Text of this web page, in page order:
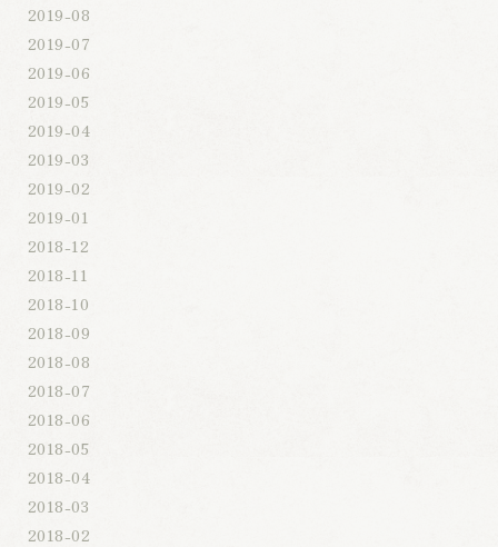
2019-08
2019-07
2019-06
2019-05
2019-04
2019-03
2019-02
2019-01
2018-12
2018-11
2018-10
2018-09
2018-08
2018-07
2018-06
2018-05
2018-04
2018-03
2018-02